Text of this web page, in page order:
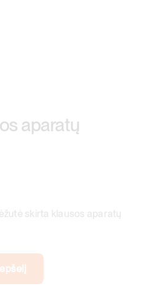
aparatų
skirta klausos aparatų